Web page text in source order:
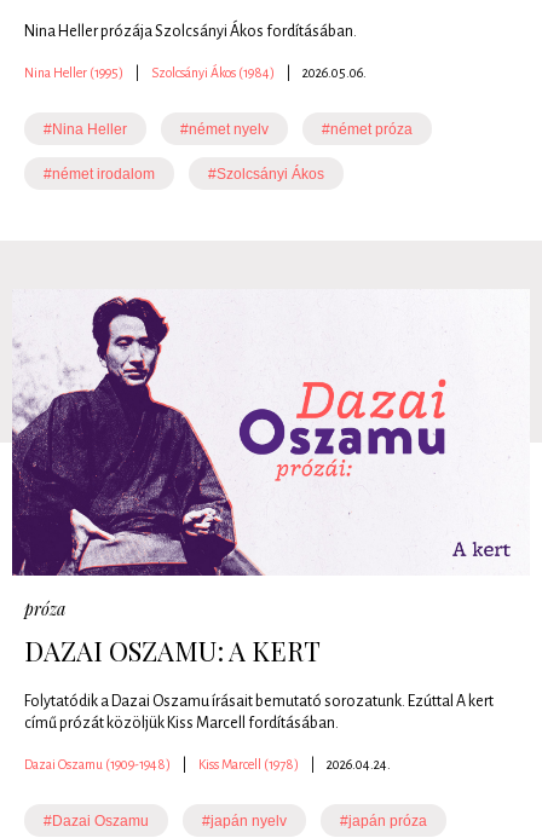
Nina Heller prózája Szolcsányi Ákos fordításában.
Nina Heller (1995) Szolcsányi Ákos (1984) 2026.05.06.
#Nina Heller #német nyelv #német próza
#német irodalom #Szolcsányi Ákos
próza
DAZAI OSZAMU: A KERT
Folytatódik a Dazai Oszamu írásait bemutató sorozatunk. Ezúttal A kert
című prózát közöljük Kiss Marcell fordításában.
Dazai Oszamu (1909-1948) Kiss Marcell (1978) 2026.04.24.
#Dazai Oszamu #japán nyelv #japán próza